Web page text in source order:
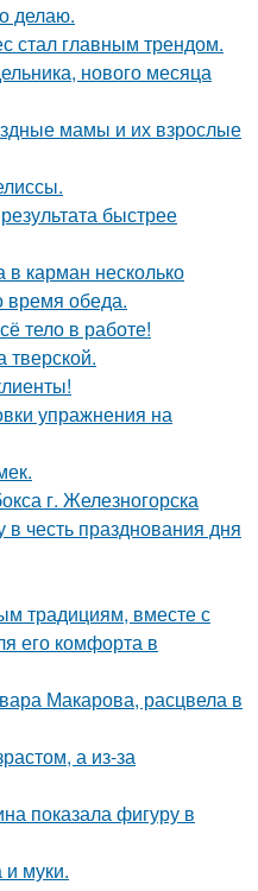
делаю.
стал главным трендом.
нового месяца
мамы и их взрослые
быстрее
карман несколько
время обеда.
тело в работе!
тверской.
упражнения на
г. Железногорска
честь празднования дня
традициям, вместе с
его комфорта в
Макарова, расцвела в
а из-за
показала фигуру в
и муки.